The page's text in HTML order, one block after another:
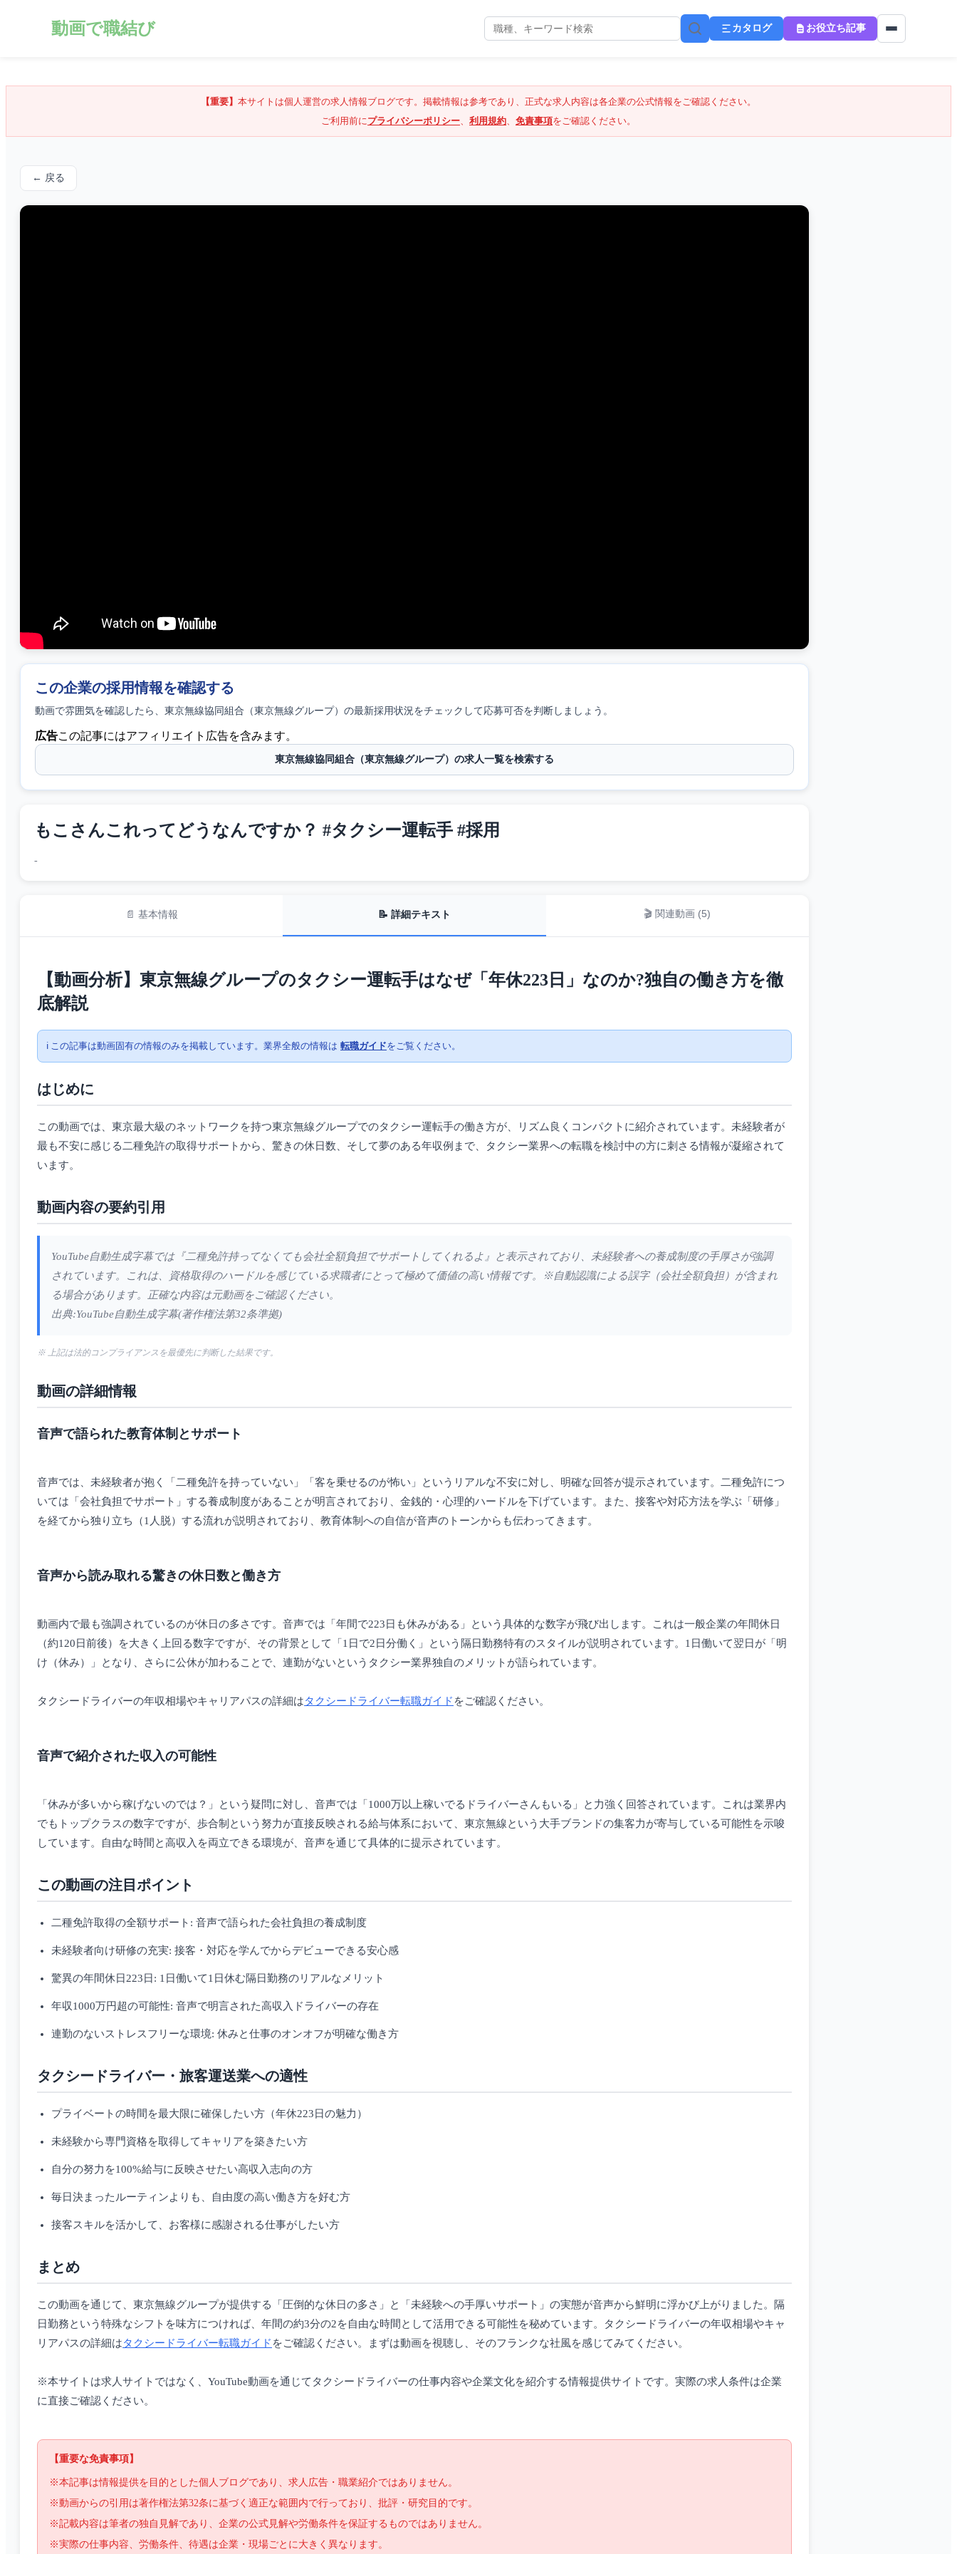
動画で職結び カタログ お役立ち記事
【重要】 本サイトは個人運営の求人情報ブログです。掲載情報は参考であり、正式な求人内容は各企業の公式情報をご確認ください。
ご利用前にプライバシーポリシー、 利用規約、 免責事項をご確認ください。
← 戻る
この企業の採用情報を確認する
動画で雰囲気を確認したら、 東京無線協同組合（東京無線グループ） の最新採用状況をチェックして応募可否を判断しましょう。
広告この記事にはアフィリエイト広告を含みます。
東京無線協同組合（東京無線グループ）の求人一覧を検索する
もこさんこれってどうなんですか？ #タクシー運転手 #採用
-
📄 基本情報 📝 詳細テキスト 🎬 関連動画 (5)
【動画分析】東京無線グループのタクシー運転手はなぜ「年休223日」なのか?独自の働き方を徹
底解説
ℹ️ この記事は動画固有の情報のみを掲載しています。業界全般の情報は 転職ガイドをご覧ください。
はじめに
この動画では、東京最大級のネットワークを持つ東京無線グループでのタクシー運転手の働き方が、リズム良くコンパクトに紹介されています。未経験者が
最も不安に感じる二種免許の取得サポートから、驚きの休日数、そして夢のある年収例まで、タクシー業界への転職を検討中の方に刺さる情報が凝縮されて
います。
動画内容の要約引用
YouTube自動生成字幕では『二種免許持ってなくても会社全額負担でサポートしてくれるよ』と表示されており、未経験者への養成制度の手厚さが強調
されています。これは、資格取得のハードルを感じている求職者にとって極めて価値の高い情報です。※自動認識による誤字（会社全額負担）が含まれ
る場合があります。正確な内容は元動画をご確認ください。
出典:YouTube自動生成字幕(著作権法第32条準拠)
※ 上記は法的コンプライアンスを最優先に判断した結果です。
動画の詳細情報
音声で語られた教育体制とサポート
音声では、未経験者が抱く「二種免許を持っていない」「客を乗せるのが怖い」というリアルな不安に対し、明確な回答が提示されています。二種免許につ
いては「会社負担でサポート」する養成制度があることが明言されており、金銭的・心理的ハードルを下げています。また、接客や対応方法を学ぶ「研修」
を経てから独り立ち（1人脱）する流れが説明されており、教育体制への自信が音声のトーンからも伝わってきます。
音声から読み取れる驚きの休日数と働き方
動画内で最も強調されているのが休日の多さです。音声では「年間で223日も休みがある」という具体的な数字が飛び出します。これは一般企業の年間休日
（約120日前後）を大きく上回る数字ですが、その背景として「1日で2日分働く」という隔日勤務特有のスタイルが説明されています。1日働いて翌日が「明
け（休み）」となり、さらに公休が加わることで、連勤がないというタクシー業界独自のメリットが語られています。
タクシードライバーの年収相場やキャリアパスの詳細はタクシードライバー転職ガイド をご確認ください。
音声で紹介された収入の可能性
「休みが多いから稼げないのでは？」という疑問に対し、音声では「1000万以上稼いでるドライバーさんもいる」と力強く回答されています。これは業界内
でもトップクラスの数字ですが、歩合制という努力が直接反映される給与体系において、東京無線という大手ブランドの集客力が寄与している可能性を示唆
しています。自由な時間と高収入を両立できる環境が、音声を通じて具体的に提示されています。
この動画の注目ポイント
二種免許取得の全額サポート: 音声で語られた会社負担の養成制度
未経験者向け研修の充実: 接客・対応を学んでからデビューできる安心感
驚異の年間休日223日: 1日働いて1日休む隔日勤務のリアルなメリット
年収1000万円超の可能性: 音声で明言された高収入ドライバーの存在
連勤のないストレスフリーな環境: 休みと仕事のオンオフが明確な働き方
タクシードライバー・旅客運送業への適性
プライベートの時間を最大限に確保したい方（年休223日の魅力）
未経験から専門資格を取得してキャリアを築きたい方
自分の努力を100%給与に反映させたい高収入志向の方
毎日決まったルーティンよりも、自由度の高い働き方を好む方
接客スキルを活かして、お客様に感謝される仕事がしたい方
まとめ
この動画を通じて、東京無線グループが提供する「圧倒的な休日の多さ」と「未経験への手厚いサポート」の実態が音声から鮮明に浮かび上がりました。隔
日勤務という特殊なシフトを味方につければ、年間の約3分の2を自由な時間として活用できる可能性を秘めています。タクシードライバーの年収相場やキャ
リアパスの詳細はタクシードライバー転職ガイド をご確認ください。まずは動画を視聴し、そのフランクな社風を感じてみてください。
※本サイトは求人サイトではなく、YouTube動画を通じてタクシードライバーの仕事内容や企業文化を紹介する情報提供サイトです。実際の求人条件は企業
に直接ご確認ください。
【重要な免責事項】
※本記事は情報提供を目的とした個人ブログであり、求人広告・職業紹介ではありません。
※動画からの引用は著作権法第32条に基づく適正な範囲内で行っており、批評・研究目的です。
※記載内容は筆者の独自見解であり、企業の公式見解や労働条件を保証するものではありません。
※実際の仕事内容、労働条件、待遇は企業・現場ごとに大きく異なります。